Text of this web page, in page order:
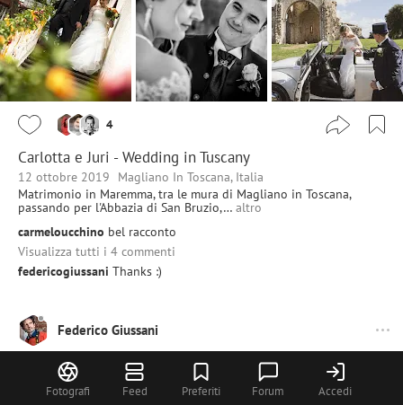
Fotografi Feed Preferiti Forum Accedi
4
Carlotta e Juri - Wedding in Tuscany
12 ottobre 2019
Magliano In Toscana, Italia
Matrimonio in Maremma, tra le mura di Magliano in Toscana,
passando per l'Abbazia di San Bruzio,… altro
carmeloucchino bel racconto
Visualizza tutti i 4 commenti
federicogiussani Thanks :)
Federico Giussani